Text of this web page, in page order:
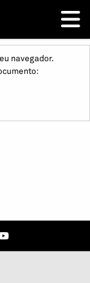
navegador.